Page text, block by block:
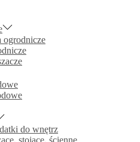
ogrodnicze
do wnętrz
stojące, ścienne